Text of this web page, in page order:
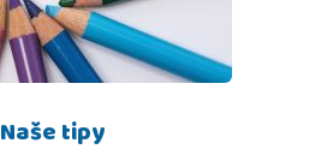
Naše tipy